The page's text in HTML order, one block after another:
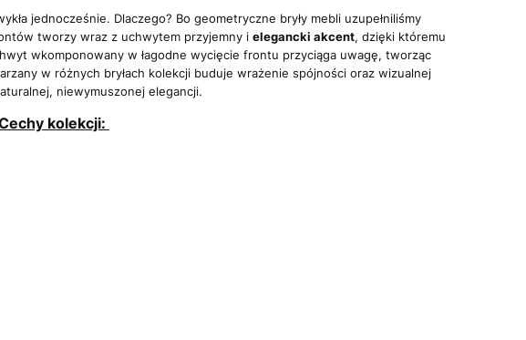
jednocześnie. Dlaczego? Bo geometryczne bryły mebli uzupełniliśmy
tworzy wraz z uchwytem przyjemny i elegancki akcent, dzięki któremu
wkomponowany w łagodne wycięcie frontu przyciąga uwagę, tworząc
w różnych bryłach kolekcji buduje wrażenie spójności oraz wizualnej
niewymuszonej elegancji.
kolekcji: